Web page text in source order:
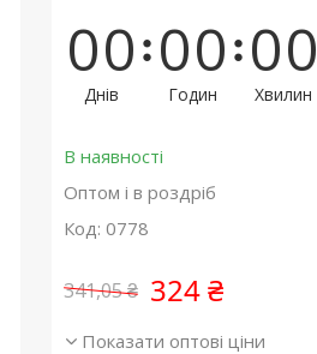
00
Днів
00
Годин
00
Хвилин
В наявності
Оптом і в роздріб
Код: 0778
341,05 ₴ 324 ₴
Показати оптові ціни